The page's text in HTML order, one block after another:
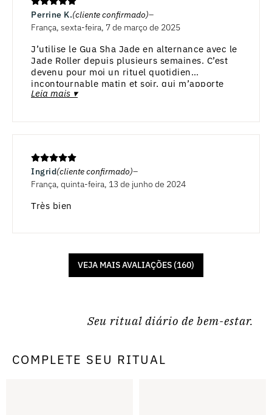
Perrine K.(cliente confirmado)
França, sexta-feira, 7 de março de 2025
J’utilise le Gua Sha Jade en alternance avec le
Jade Roller depuis plusieurs semaines. C’est
devenu pour moi un rituel quotidien
incontournable matin et soir, qui m’apporte
beaucoup de détente et m’éclaircit le teint. Je
Leia mais ▾
Ingrid(cliente confirmado)
França, quinta-feira, 13 de junho de 2024
Très bien
VEJA MAIS AVALIAÇÕES (160)
Seu ritual diário de bem-estar.
COMPLETE SEU RITUAL